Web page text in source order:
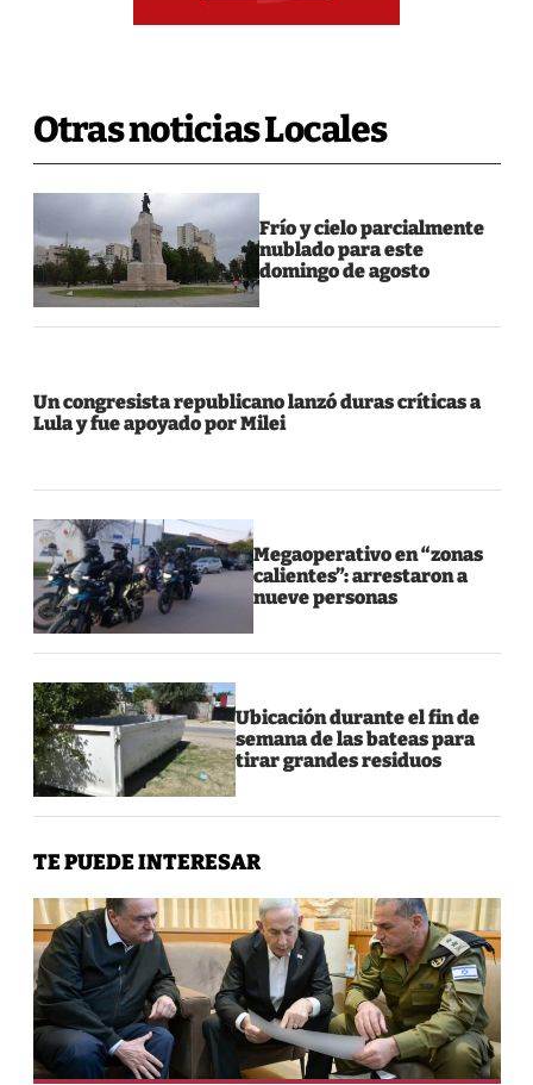
Otras noticias Locales
Frío y cielo parcialmente
nublado para este
domingo de agosto
Un congresista republicano lanzó duras críticas a
Lula y fue apoyado por Milei
Megaoperativo en “zonas
calientes”: arrestaron a
nueve personas
Ubicación durante el fin de
semana de las bateas para
tirar grandes residuos
TE PUEDE INTERESAR